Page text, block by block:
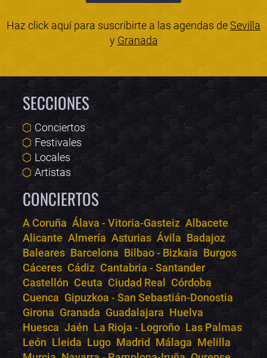
Haz click aquí para suscribirte a las agendas deSevilla
y Granada
SECCIONES
Conciertos
Festivales
Locales
Artistas
CONCIERTOS
A Coruña Álava - Vitoria-Gasteiz Albacete
Alicante Almería Asturias Ávila Badajoz
Baleares Barcelona Bilbao - Bizkaia Burgos
Cáceres Cádiz Cantabria - Santander
Castellón Ceuta Ciudad Real Córdoba
Cuenca Gipuzkoa - San Sebastián-Donostia
Girona Granada Guadalajara Huelva
Huesca Jaén La Rioja - Logroño Las Palmas
León Lleida Lugo Madrid Málaga Melilla
Bololoco · conciertos.club
Online · Te ayudo a encontrar conciertos